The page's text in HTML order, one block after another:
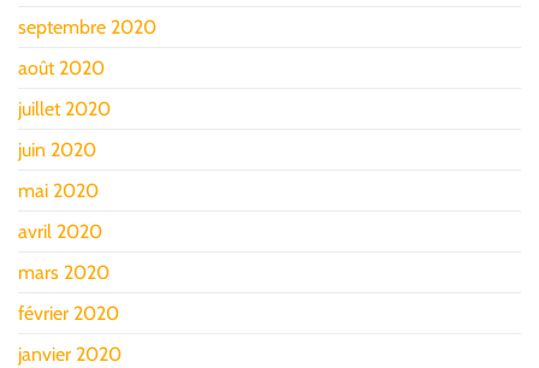
septembre 2020
août 2020
juillet 2020
juin 2020
mai 2020
avril 2020
mars 2020
février 2020
janvier 2020